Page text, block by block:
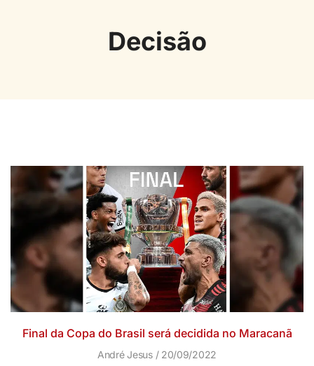
Decisão
Final da Copa do Brasil será decidida no Maracanã
André Jesus 20/09/2022